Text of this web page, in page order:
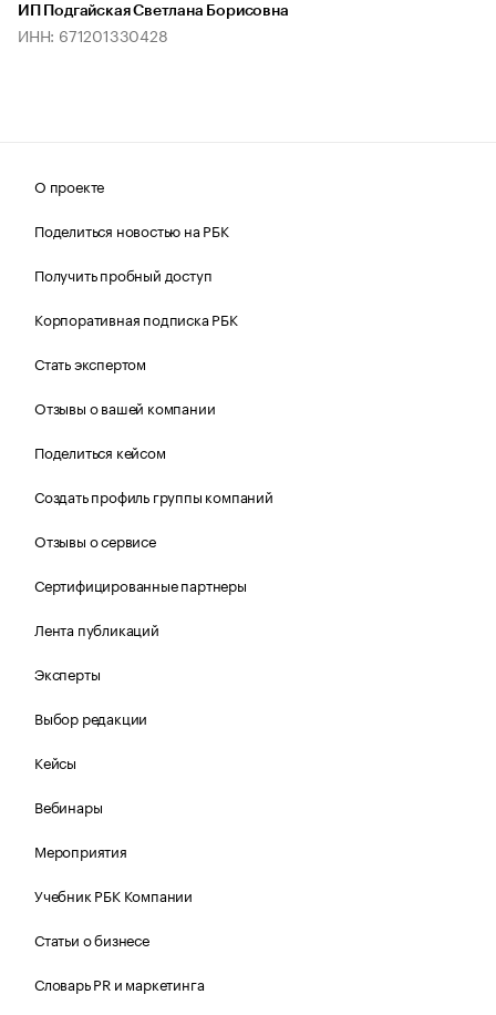
ИП Подгайская Светлана Борисовна
ИНН: 671201330428
О проекте
Поделиться новостью на РБК
Получить пробный доступ
Корпоративная подписка РБК
Стать экспертом
Отзывы о вашей компании
Поделиться кейсом
Создать профиль группы компаний
Отзывы о сервисе
Сертифицированные партнеры
Лента публикаций
Эксперты
Выбор редакции
Кейсы
Вебинары
Мероприятия
Учебник РБК Компании
Статьи о бизнесе
Словарь PR и маркетинга